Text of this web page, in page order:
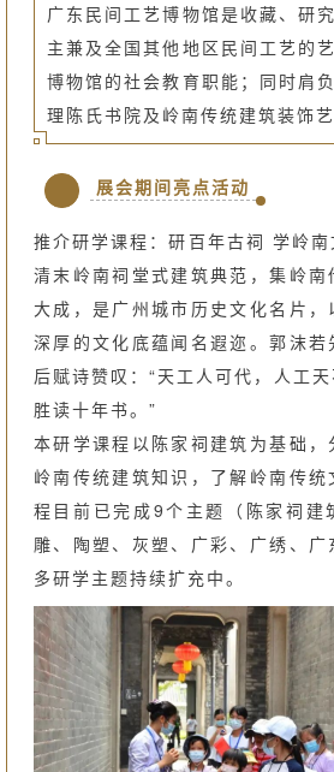
广东民间工艺博物馆是收藏、研
主兼及全国其他地区民间工艺的
博物馆的社会教育职能；同时肩
理陈氏书院及岭南传统建筑装饰艺
展会期间亮点活动
推介研学课程：研百年古祠 学岭
清末岭南祠堂式建筑典范，集岭南
大成，是广州城市历史文化名片，
深厚的文化底蕴闻名遐迩。郭沫若
后赋诗赞叹：“天工人可代，人工天
胜读十年书。”
本研学课程以陈家祠建筑为基础，
岭南传统建筑知识，了解岭南传
程目前已完成9个主题（陈家祠建
雕、陶塑、灰塑、广彩、广绣、广
多研学主题持续扩充中。